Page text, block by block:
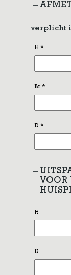
verplicht
H *
Br *
D *
VOOR
H
D